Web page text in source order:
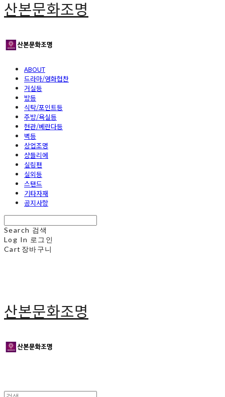
산본문화조명
ABOUT
드라마/영화협찬
거실등
방등
식탁/포인트등
주방/욕실등
현관/베란다등
벽등
상업조명
샹들리에
실링팬
실외등
스탠드
기타자재
공지사항
Search 검색
Log In 로그인
Cart 장바구니
산본문화조명